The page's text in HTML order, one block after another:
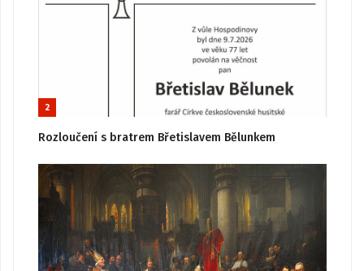
2
Rozloučení s bratrem Břetislavem Bělunkem